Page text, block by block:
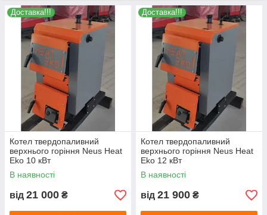
Доставка!!!
Котел твердопаливний
верхнього горіння Neus Heat
Eko 10 кВт
В наявності
від 21 000 ₴
Доставка!!!
Котел твердопаливний
верхнього горіння Neus Heat
Eko 12 кВт
В наявності
від 21 900 ₴